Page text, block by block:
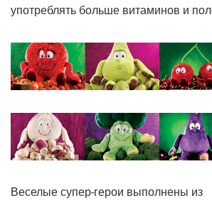
употреблять больше витаминов и
Веселые супер-герои выполнены из